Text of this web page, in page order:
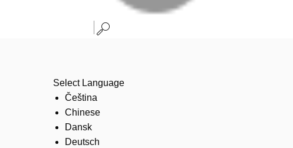
Select Language
Čeština
Chinese
Dansk
Deutsch